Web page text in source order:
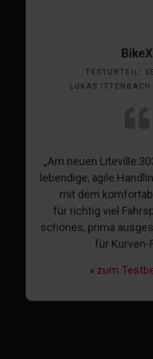
BikeX
TESTURTEIL:
LUKAS
„Am neuen Liteville
lebendige, agile
mit dem
für richtig viel
schönes, prima
für Kurven-
» zum